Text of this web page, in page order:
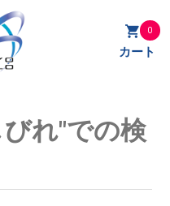
0
カート
れ"での検